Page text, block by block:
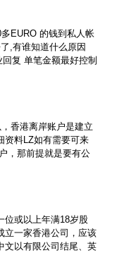
EURO 的钱到私人帐
,有谁知道什么原因
复 单笔金额最好控制
香港离岸账户是建立
资料LZ如有需要可来
，那前提就是要有公
位或以上年满18岁股
立一家香港公司，应该
文以有限公司结尾、英